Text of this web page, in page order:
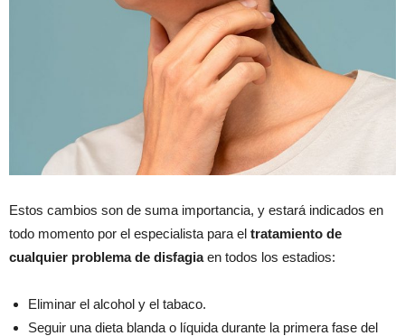
Estos cambios son de suma importancia, y estará indicados en
todo momento por el especialista para el tratamiento de
cualquier problema de disfagiaen todos los estadios:
Eliminar el alcohol y el tabaco.
Seguir una dieta blanda o líquida durante la primera fase del